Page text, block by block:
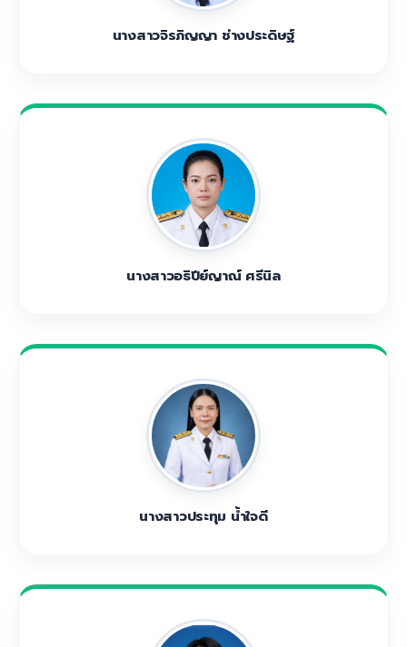
นางสาวจิรภิญญา ช่างประดิษฐ์
นางสาวอธิปีย์ญาณ์ ศรีนิล
นางสาวประทุม น้ำใจดี